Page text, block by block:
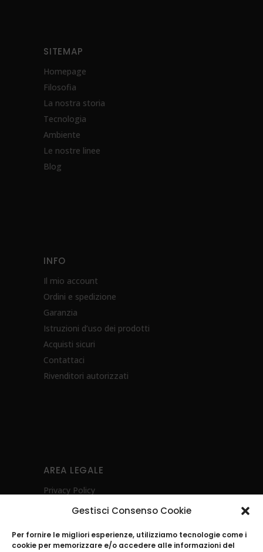
Gestisci Consenso Cookie
Per fornire le migliori esperienze, utilizziamo tecnologie come i
cookie per memorizzare e/o accedere alle informazioni del
SITEMAP
Homepage
Filosofia
La nostra storia
Tecnologia
Ambiente
Le nostre linee
Blog
INFO
Il mio account
Ordini e spedizione
Garanzia
Istruzioni d’uso dei prodotti
Acquisti sicuri
Contattaci
Rivenditori autorizzati
AREA LEGALE
Privacy Policy
Cookie Policy (UE)
Whistleblowing